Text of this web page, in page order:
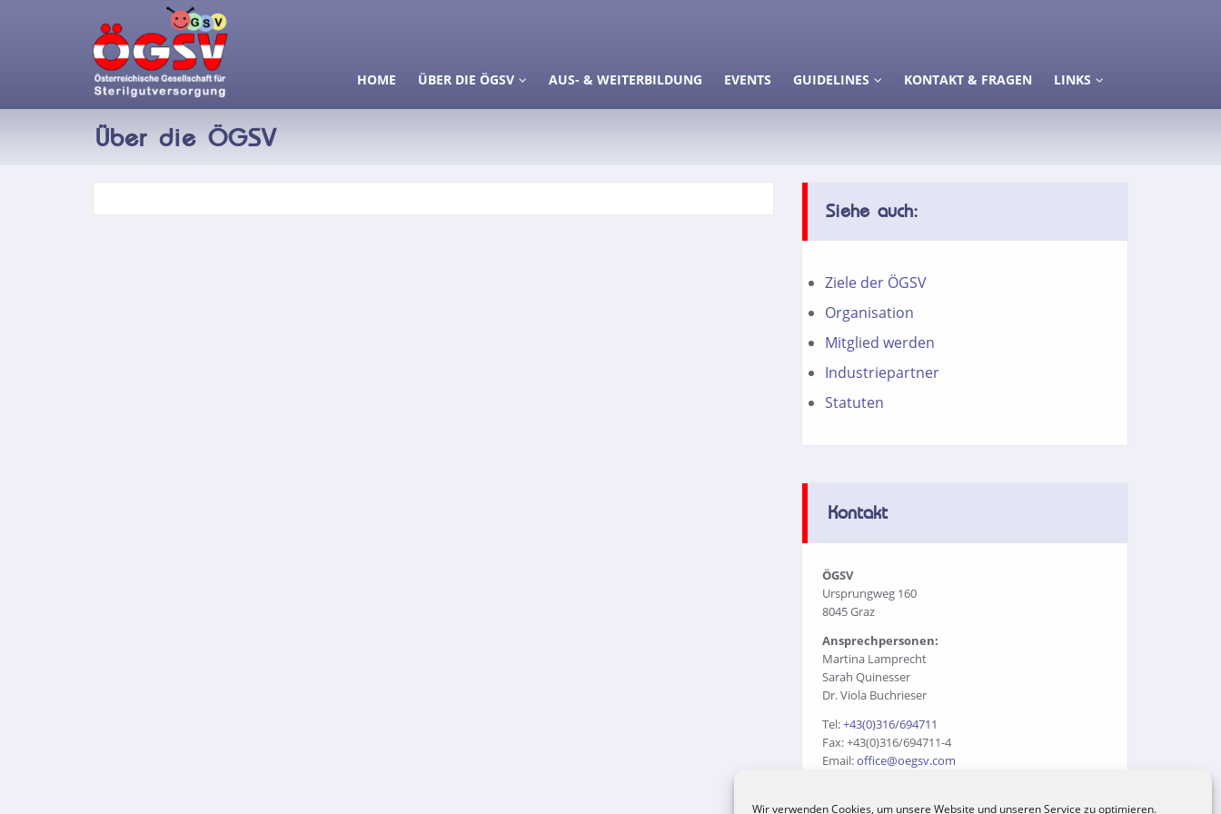
Wir verwenden Cookies, um unsere Website und unseren Service zu optimieren.
HOME ÜBER DIE ÖGSV AUS- & WEITERBILDUNG EVENTS GUIDELINES KONTAKT & FRAGEN LINKS
Über die ÖGSV
Siehe auch:
Ziele der ÖGSV
Organisation
Mitglied werden
Industriepartner
Statuten
Kontakt
ÖGSV
Ursprungweg 160
8045 Graz
Ansprechpersonen:
Martina Lamprecht
Sarah Quinesser
Dr. Viola Buchrieser
Tel:+43(0)316/694711
Fax: +43(0)316/694711-4
Email:office@oegsv.com